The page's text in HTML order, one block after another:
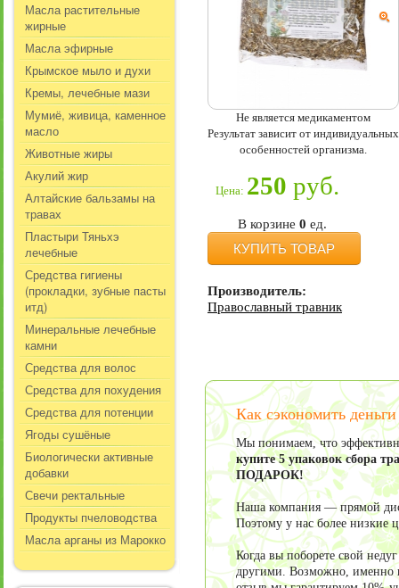
Масла растительные
жирные
Масла эфирные
Крымское мыло и духи
Кремы, лечебные мази
Мумиё, живица, каменное
масло
Животные жиры
Акулий жир
Алтайские бальзамы на
травах
Пластыри Тяньхэ
лечебные
Средства гигиены
(прокладки, зубные пасты
итд)
Минеральные лечебные
камни
Средства для волос
Средства для похудения
Средства для потенции
Ягоды сушёные
Биологически активные
добавки
Свечи ректальные
Продукты пчеловодства
Масла арганы из Марокко
Не является медикаментом
Результат зависит от индивидуальных
особенностей организма.
Цена: 250 руб.
В корзине 0 ед.
КУПИТЬ ТОВАР
Производитель:
Православный травник
Как сэкономить
Мы понимаем, что
купите 5 упаковок сбора
ПОДАРОК!
Наша компания — прямой
Поэтому у нас более низкие
Когда вы поборете свой
другими. Возможно, именно